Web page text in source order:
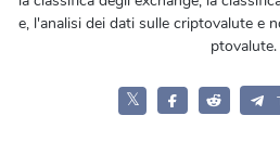
e, l'analisi dei dati sulle criptovalute e
ptovalute.
𝕏